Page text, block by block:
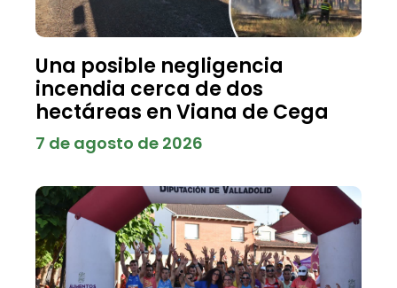
Una posible negligencia
incendia cerca de dos
hectáreas en Viana de Cega
7 de agosto de 2026